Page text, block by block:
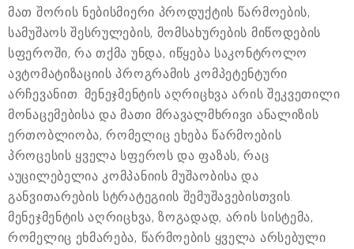
მათ შორის ნებისმიერი პროდუქტის წარმოების,
სამუშაოს შესრულების, მომსახურების მიწოდების
სფეროში, რა თქმა უნდა, იწყება საკონტროლო
ავტომატიზაციის პროგრამის კომპეტენტური
არჩევანით. მენეჯმენტის აღრიცხვა არის შეკვეთილი
მონაცემებისა და მათი მრავალმხრივი ანალიზის
ერთობლიობა, რომელიც ეხება წარმოების
პროცესის ყველა სფეროს და ფაზას, რაც
აუცილებელია კომპანიის მუშაობისა და
განვითარების სტრატეგიის შემუშავებისთვის.
მენეჯმენტის აღრიცხვა, ზოგადად, არის სისტემა,
რომელიც ეხმარება, წარმოების ყველა არსებული